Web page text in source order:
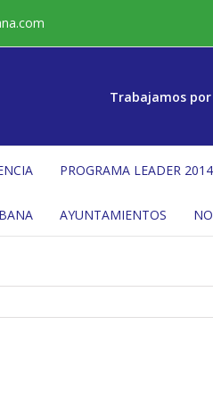
Trabajamos por
PROGRAMA LEADER
AYUNTAMIENTOS